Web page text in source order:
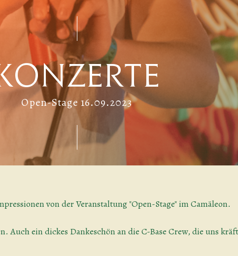
Open-Stage 16.09.2023
von der Veranstaltung "Open-Stage" im Camäleon.
Auch ein dickes Dankeschön an die C-Base Crew, die uns